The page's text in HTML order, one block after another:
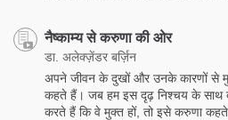
नैष्काम्य से करुणा की ओर
डा. अलेक्ज़ेंडर बर्ज़िन
अपने जीवन के दुखों और उनके कारणों से
कहते हैं। जब हम इस दृढ़ निश्चय के साथ
करते हैं कि वे मुक्त हों, तो इसे करुणा